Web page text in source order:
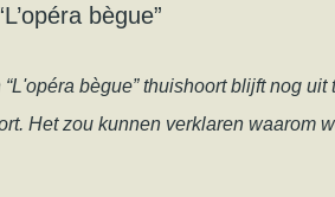
bègue”
“L'opéra bègue” thuishoort blijft nog
Het zou kunnen verklaren waarom